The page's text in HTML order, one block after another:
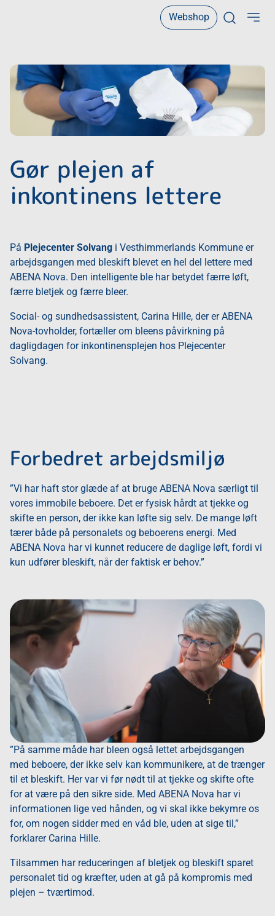
Webshop
Gør plejen af
inkontinens lettere
På Plejecenter Solvang i Vesthimmerlands Kommune er
arbejdsgangen med bleskift blevet en hel del lettere med
ABENA Nova. Den intelligente ble har betydet færre løft,
færre bletjek og færre bleer.
Social- og sundhedsassistent, Carina Hille, der er ABENA
Nova-tovholder, fortæller om bleens påvirkning på
dagligdagen for inkontinensplejen hos Plejecenter
Solvang.
Forbedret arbejdsmiljø
”Vi har haft stor glæde af at bruge ABENA Nova særligt til
vores immobile beboere. Det er fysisk hårdt at tjekke og
skifte en person, der ikke kan løfte sig selv. De mange løft
tærer både på personalets og beboerens energi. Med
ABENA Nova har vi kunnet reducere de daglige løft, fordi vi
kun udfører bleskift, når der faktisk er behov.”
”På samme måde har bleen også lettet arbejdsgangen
med beboere, der ikke selv kan kommunikere, at de trænger
til et bleskift. Her var vi før nødt til at tjekke og skifte ofte
for at være på den sikre side. Med ABENA Nova har vi
informationen lige ved hånden, og vi skal ikke bekymre os
for, om nogen sidder med en våd ble, uden at sige til,”
forklarer Carina Hille.
Tilsammen har reduceringen af bletjek og bleskift sparet
personalet tid og kræfter, uden at gå på kompromis med
plejen – tværtimod.